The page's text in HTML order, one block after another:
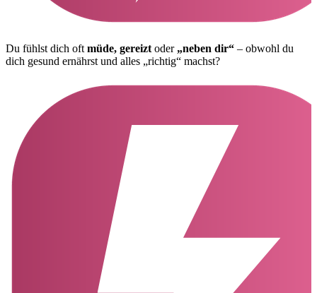
Du fühlst dich oft müde, gereizt oder„neben dir“ – obwohl du
dich gesund ernährst und alles „richtig“ machst?